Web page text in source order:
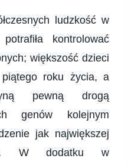
ludzkość w
kontrolować
większość dzieci
roku życia, a
pewną drogą
genów kolejnym
jak największej
W dodatku w